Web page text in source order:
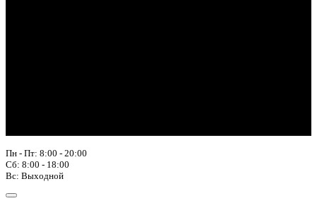
Пн - Пт: 8:00 - 20:00
Сб: 8:00 - 18:00
Вс: Выходной